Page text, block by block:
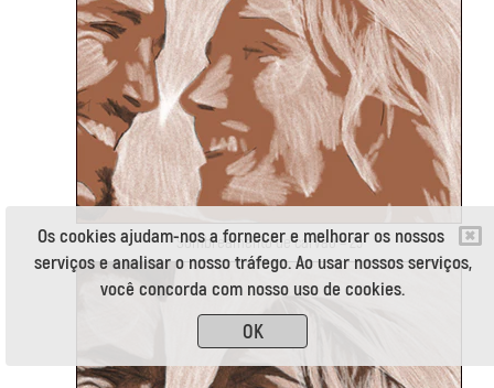
Os cookies ajudam-nos a fornecer e melhorar os nossos
serviços e analisar o nosso tráfego. Ao usar nossos serviços,
você concorda com nosso uso de cookies.
OK
Sombreamento de carvão = 25